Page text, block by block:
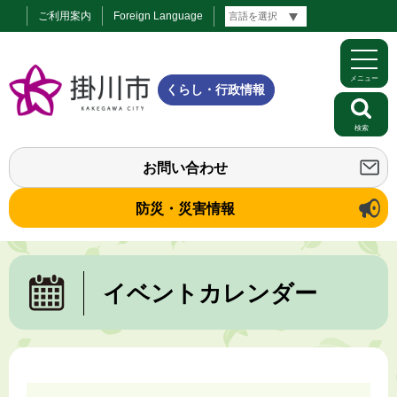
ご利用案内 Foreign Language
くらし・行政情報
お問い合わせ
防災・災害情報
メニュー
検索
イベントカレンダー